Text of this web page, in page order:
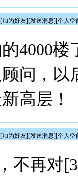
[加为好友][发送消息][个人空
4000
问，以
高层！
[加为好友][发送消息][个人空
不再对